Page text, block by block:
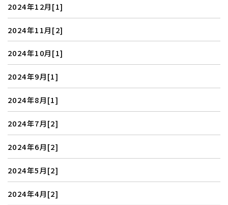
2024年12月[1]
2024年11月[2]
2024年10月[1]
2024年9月[1]
2024年8月[1]
2024年7月[2]
2024年6月[2]
2024年5月[2]
2024年4月[2]